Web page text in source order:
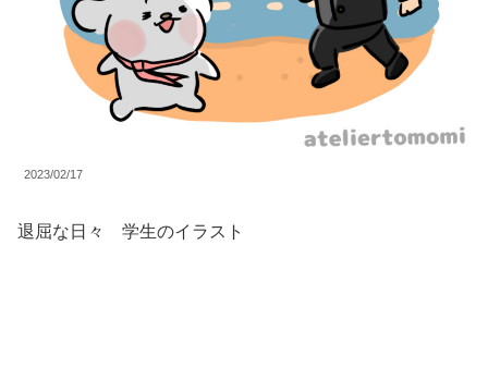
2023/02/17
退屈な日々 学生のイラスト